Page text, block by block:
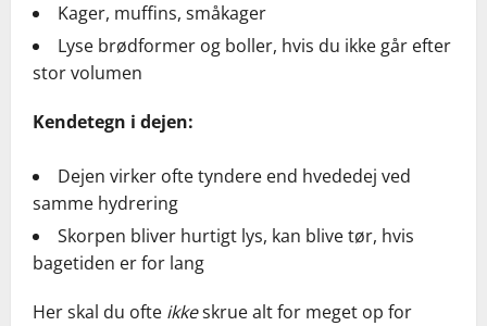
Kager, muffins, småkager
Lyse brødformer og boller, hvis du ikke går efter
stor volumen
Kendetegn i dejen:
Dejen virker ofte tyndere end hvededej ved
samme hydrering
Skorpen bliver hurtigt lys, kan blive tør, hvis
bagetiden er for lang
Her skal du ofte ikkeskrue alt for meget op for